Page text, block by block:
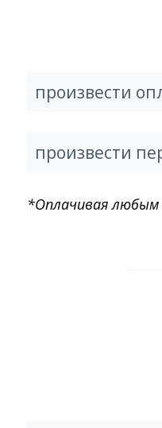
произвести
произвести
*Оплачивая любым